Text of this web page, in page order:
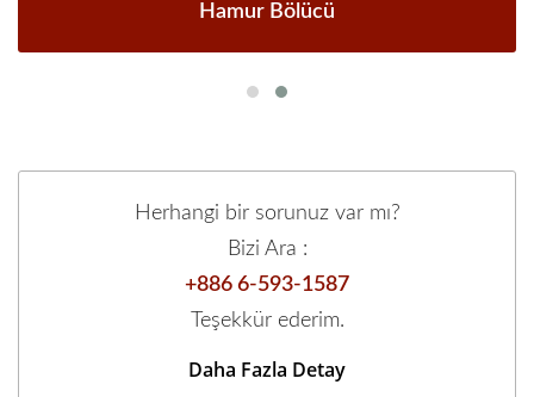
Hamur Bölücü
Herhangi bir sorunuz var mı?
Bizi Ara :
+886 6-593-1587
Teşekkür ederim.
Daha Fazla Detay